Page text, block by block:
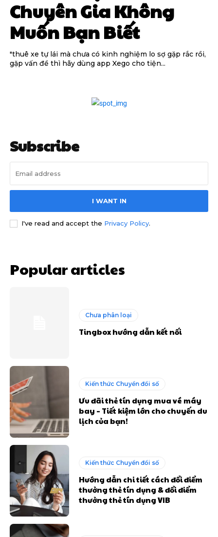
Chuyên Gia Không
Muốn Bạn Biết
"thuê xe tự lái mà chưa có kinh nghiệm lo sợ gặp rắc rồi,
gặp vấn đề thì hãy dùng app Xego cho tiện...
Subscribe
I WANT IN
I've read and accept the Privacy Policy.
Popular articles
Chưa phân loại
Tingbox hướng dẫn kết nối
Kiến thức Chuyển đổi số
Ưu đãi thẻ tín dụng mua vé máy
bay – Tiết kiệm lớn cho chuyến du
lịch của bạn!
Kiến thức Chuyển đổi số
Hướng dẫn chi tiết cách đổi điểm
thưởng thẻ tín dụng & đổi điểm
thưởng thẻ tín dụng VIB